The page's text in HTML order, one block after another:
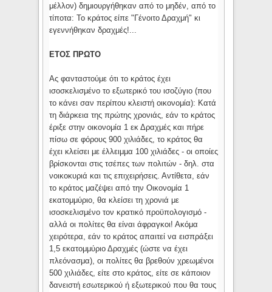
μέλλον) δημιουργήθηκαν από το μηδέν, από το
τίποτα: Το κράτος είπε "Γένοιτο Δραχμή" κι
εγεννήθηκαν δραχμές!...
ΕΤΟΣ ΠΡΩΤΟ
Ας φανταστούμε ότι το κράτος έχει
ισοσκελισμένο το εξωτερικό του ισοζύγιο (που
το κάνει σαν περίπου κλειστή οικονομία): Κατά
τη διάρκεια της πρώτης χρονιάς, εάν το κράτος
έριξε στην οικονομία 1 εκ Δραχμές και πήρε
πίσω σε φόρους 900 χιλιάδες, το κράτος θα
έχει κλείσει με έλλειμμα 100 χιλιάδες - οι οποίες
βρίσκονται στις τσέπες των πολιτών - δηλ. στα
νοικοκυριά και τις επιχειρήσεις. Αντίθετα, εάν
το κράτος μαζέψει από την Οικονομία 1
εκατομμύριο, θα κλείσει τη χρονιά με
ισοσκελισμένο τον κρατικό προϋπολογισμό -
αλλά οι πολίτες θα είναι άφραγκοι! Ακόμα
χειρότερα, εάν το κράτος απαιτεί να εισπράξει
1,5 εκατομμύριο Δραχμές (ώστε να έχει
πλεόνασμα), οι πολίτες θα βρεθούν χρεωμένοι
500 χιλιάδες, είτε στο κράτος, είτε σε κάποιον
δανειστή εσωτερικού ή εξωτερικού που θα τους